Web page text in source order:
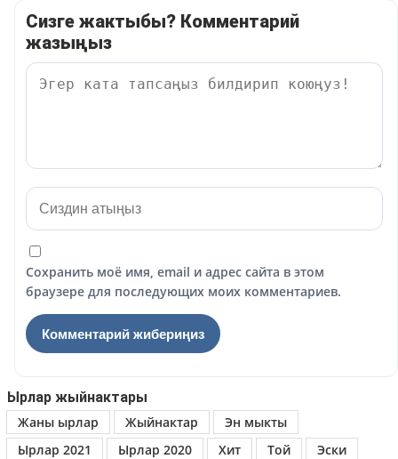
Сизге жактыбы? Комментарий
жазыңыз
Сохранить моё имя, email и адрес сайта в этом
браузере для последующих моих комментариев.
Ырлар жыйнактары
Жаны ырлар
Жыйнактар
Эн мыкты
Ырлар 2021
Ырлар 2020 Хит Той
Эски